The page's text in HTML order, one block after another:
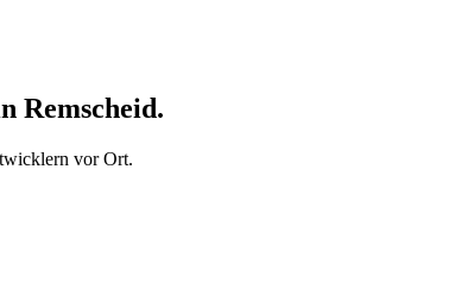
Remscheid.
vor Ort.